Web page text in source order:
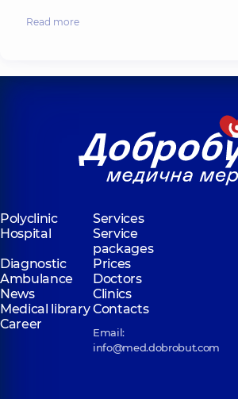
Read more
Polyclinic
Services
Hospital
Service
packages
Diagnostic
Prices
Ambulance
Doctors
News
Clinics
Medical libraryContacts
Career
Email:
info@med.dobrobut.com